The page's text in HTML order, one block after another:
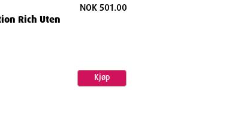
Rich Uten
NOK 501.00
Kjøp